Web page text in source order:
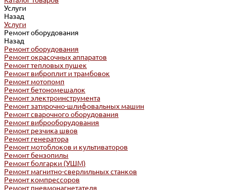
Услуги
Назад
Услуги
Ремонт оборудования
Назад
Ремонт оборудования
Ремонт окрасочных аппаратов
Ремонт тепловых пушек
Ремонт виброплит и трамбовок
Ремонт мотопомп
Ремонт бетономешалок
Ремонт электроинструмента
Ремонт затирочно-шлифовальных машин
Ремонт сварочного оборудования
Ремонт виброоборудования
Ремонт резчика швов
Ремонт генератора
Ремонт мотоблоков и культиваторов
Ремонт бензопилы
Ремонт болгарки (УШМ)
Ремонт магнитно-сверлильных станков
Ремонт компрессоров
Ремонт пневмонагнетателя